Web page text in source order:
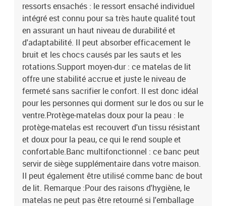
d'ingénierieDimensions: 203 x 120 x 118/128 cm (L x l x H)Matelas
de lit :Couleur : crème et blancMatériau : tissu (100 %
polyester)Matériau de remplissage : ressorts ensachés,
mousseDimensions : 120 x 200 x 20 cm (l x L x H)Surmatelas de lit
:Couleur : blancMatériau : tissu (100 % polyester)Matériau de
remplissage : mousseDimensions : 120 x 200 x 5 cm (l x L x
H)Banc :Couleur : CrèmeMatériau : tissu (100 % polyester),
contreplaqué, bois d'ingénierieDimensions : 70 x 30 x 30 cm (l x P x
H)La livraison contient :1 x cadre de lit1 x tête de lit1 x matelas1 x
surmatelas1 x banc
ressorts ensachés : le ressort ensaché individuel
intégré est connu pour sa très haute qualité tout
en assurant un haut niveau de durabilité et
d'adaptabilité. Il peut absorber efficacement le
bruit et les chocs causés par les sauts et les
rotations.Support moyen-dur : ce matelas de lit
offre une stabilité accrue et juste le niveau de
fermeté sans sacrifier le confort. Il est donc idéal
pour les personnes qui dorment sur le dos ou sur le
ventre.Protège-matelas doux pour la peau : le
protège-matelas est recouvert d'un tissu résistant
et doux pour la peau, ce qui le rend souple et
confortable.Banc multifonctionnel : ce banc peut
servir de siège supplémentaire dans votre maison.
Il peut également être utilisé comme banc de bout
de lit. Remarque :Pour des raisons d'hygiène, le
matelas ne peut pas être retourné si l'emballage